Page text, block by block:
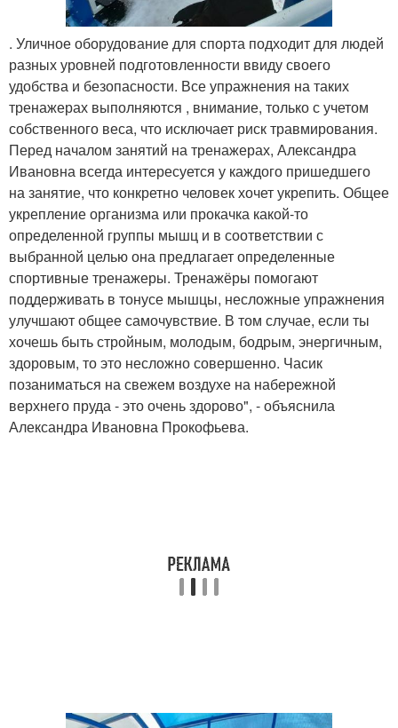
. Уличное оборудование для спорта подходит для людей
разных уровней подготовленности ввиду своего
удобства и безопасности. Все упражнения на таких
тренажерах выполняются , внимание, только с учетом
собственного веса, что исключает риск травмирования.
Перед началом занятий на тренажерах, Александра
Ивановна всегда интересуется у каждого пришедшего
на занятие, что конкретно человек хочет укрепить. Общее
укрепление организма или прокачка какой-то
определенной группы мышц и в соответствии с
выбранной целью она предлагает определенные
спортивные тренажеры. Тренажёры помогают
поддерживать в тонусе мышцы, несложные упражнения
улучшают общее самочувствие. В том случае, если ты
хочешь быть стройным, молодым, бодрым, энергичным,
здоровым, то это несложно совершенно. Часик
позаниматься на свежем воздухе на набережной
верхнего пруда - это очень здорово", - объяснила
Александра Ивановна Прокофьева.